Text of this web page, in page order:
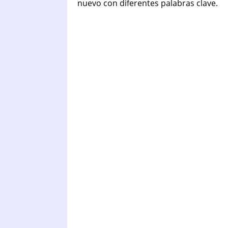
nuevo con diferentes palabras clave.